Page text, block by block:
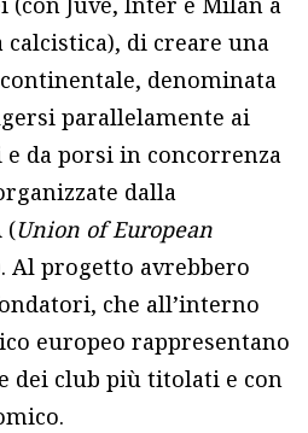
di creare una
denominata
parallelamente ai
da porsi in concorrenza
dalla
(Union of European
Al progetto avrebbero
che all’interno
europeo rappresentano
dei club più titolati e con